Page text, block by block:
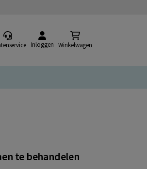
Inloggen Winkelwagen
te behandelen